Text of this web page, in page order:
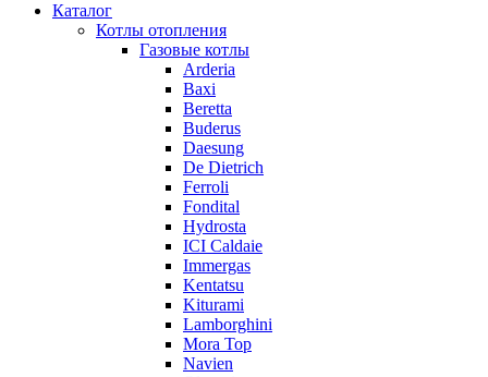
Каталог
Котлы отопления
Газовые котлы
Arderia
Baxi
Beretta
Buderus
Daesung
De Dietrich
Ferroli
Fondital
Hydrosta
ICI Caldaie
Immergas
Kentatsu
Kiturami
Lamborghini
Mora Top
Navien